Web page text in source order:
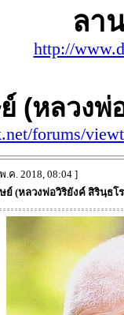
ลา
http://
(หลวงพ่
forums/
.ค. 2018, 08:04 ]
ย์ (หลวงพ่อวิริยังค์ สิรินฺธโ